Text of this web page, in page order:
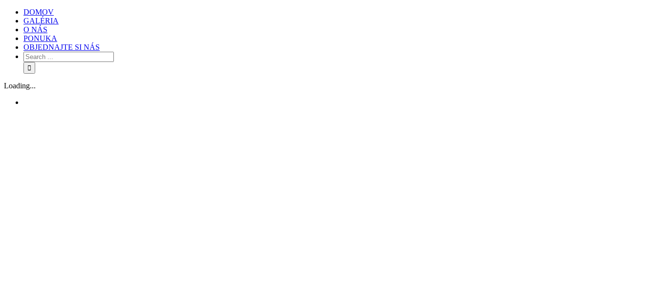
DOMOV
GALÉRIA
O NÁS
PONUKA
OBJEDNAJTE SI NÁS
Loading...